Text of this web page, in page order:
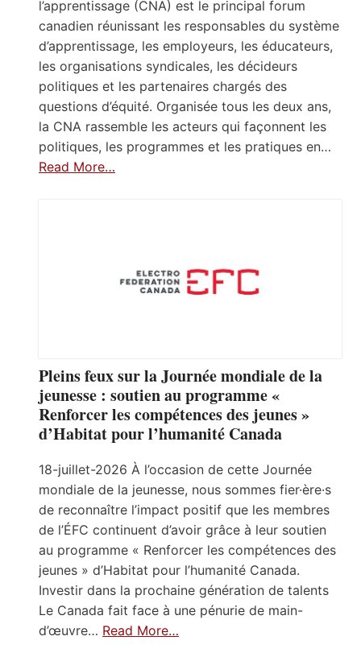
l’apprentissage (CNA) est le principal forum
canadien réunissant les responsables du système
d’apprentissage, les employeurs, les éducateurs,
les organisations syndicales, les décideurs
politiques et les partenaires chargés des
questions d’équité. Organisée tous les deux ans,
la CNA rassemble les acteurs qui façonnent les
politiques, les programmes et les pratiques en…
Read More…
Pleins feux sur la Journée mondiale de la
jeunesse : soutien au programme «
Renforcer les compétences des jeunes »
d’Habitat pour l’humanité Canada
18-juillet-2026 À l’occasion de cette Journée
mondiale de la jeunesse, nous sommes fier·ère·s
de reconnaître l’impact positif que les membres
de l’ÉFC continuent d’avoir grâce à leur soutien
au programme « Renforcer les compétences des
jeunes » d’Habitat pour l’humanité Canada.
Investir dans la prochaine génération de talents
Le Canada fait face à une pénurie de main-
d’œuvre… Read More…